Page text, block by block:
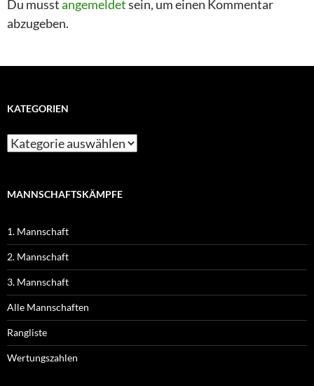
Du musstangemeldetsein, um einen Kommentar
abzugeben.
KATEGORIEN
MANNSCHAFTSKÄMPFE
1. Mannschaft
2. Mannschaft
3. Mannschaft
Alle Mannschaften
Rangliste
Wertungszahlen